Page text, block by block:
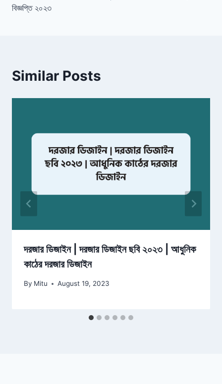
বিজ্ঞপ্তি ২০২৩
Similar Posts
দরজার ডিজাইন | দরজার ডিজাইন ছবি ২০২৩ | আধুনিক
কাঠের দরজার ডিজাইন
By Mitu August 19, 2023